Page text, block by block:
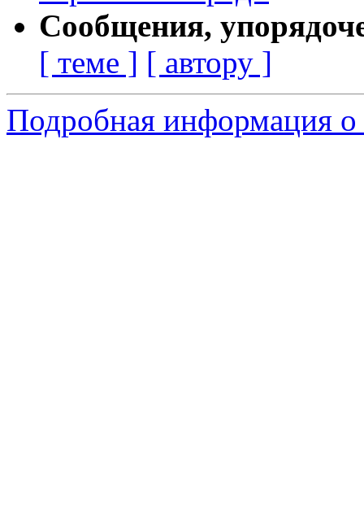
Сообщения,
[ теме ] [ автору ]
Подробная информация о